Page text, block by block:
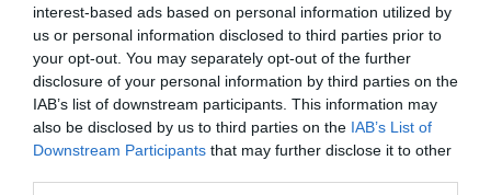
interest-based ads based on personal information utilized by
us or personal information disclosed to third parties prior to
your opt-out. You may separately opt-out of the further
disclosure of your personal information by third parties on the
IAB’s list of downstream participants. This information may
also be disclosed by us to third parties on the IAB’s List of
Downstream Participants that may further disclose it to other
importantísimo", reconoce Balaguer, a pesar de
que puntualiza quea partir del año 2018 el
Fringe recibirá nuevas ayudas gracias a su
integración a la red EEEde festivales europeos.
Mulero: "Si acompañamos la